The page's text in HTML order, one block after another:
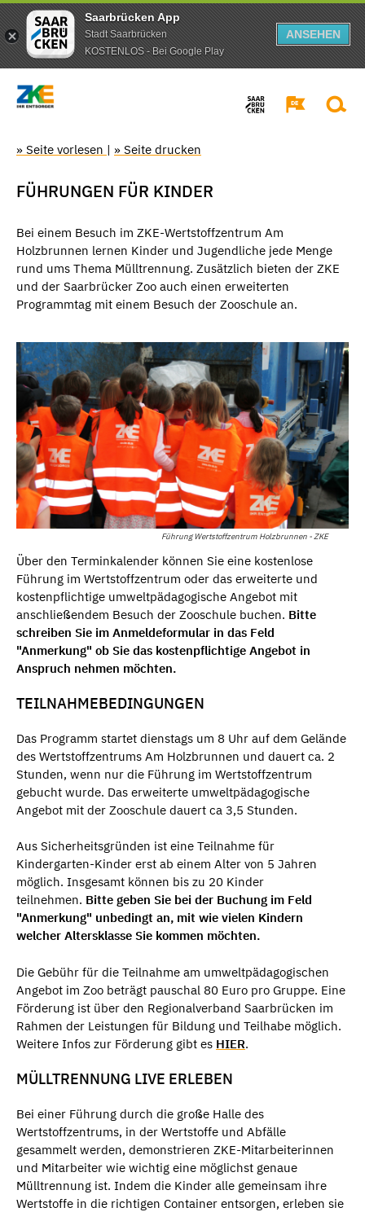
Saarbrücken App
Stadt Saarbrücken
KOSTENLOS - Bei Google Play
ANSEHEN
» Seite vorlesen | » Seite drucken
FÜHRUNGEN FÜR KINDER
Bei einem Besuch im ZKE-Wertstoffzentrum Am
Holzbrunnen lernen Kinder und Jugendliche jede Menge
rund ums Thema Mülltrennung. Zusätzlich bieten der ZKE
und der Saarbrücker Zoo auch einen erweiterten
Programmtag mit einem Besuch der Zooschule an.
Führung Wertstoffzentrum Holzbrunnen - ZKE
Über den Terminkalender können Sie eine kostenlose
Führung im Wertstoffzentrum oder das erweiterte und
kostenpflichtige umweltpädagogische Angebot mit
anschließendem Besuch der Zooschule buchen. Bitte
schreiben Sie im Anmeldeformular in das Feld
"Anmerkung" ob Sie das kostenpflichtige Angebot in
Anspruch nehmen möchten.
TEILNAHMEBEDINGUNGEN
Das Programm startet dienstags um 8 Uhr auf dem Gelände
des Wertstoffzentrums Am Holzbrunnen und dauert ca. 2
Stunden, wenn nur die Führung im Wertstoffzentrum
gebucht wurde. Das erweiterte umweltpädagogische
Angebot mit der Zooschule dauert ca 3,5 Stunden.
Aus Sicherheitsgründen ist eine Teilnahme für
Kindergarten-Kinder erst ab einem Alter von 5 Jahren
möglich. Insgesamt können bis zu 20 Kinder
teilnehmen. Bitte geben Sie bei der Buchung im Feld
"Anmerkung" unbedingt an, mit wie vielen Kindern
welcher Altersklasse Sie kommen möchten.
Die Gebühr für die Teilnahme am umweltpädagogischen
Angebot im Zoo beträgt pauschal 80 Euro pro Gruppe. Eine
Förderung ist über den Regionalverband Saarbrücken im
Rahmen der Leistungen für Bildung und Teilhabe möglich.
Weitere Infos zur Förderung gibt es HIER.
MÜLLTRENNUNG LIVE ERLEBEN
Bei einer Führung durch die große Halle des
Wertstoffzentrums, in der Wertstoffe und Abfälle
gesammelt werden, demonstrieren ZKE-Mitarbeiterinnen
und Mitarbeiter wie wichtig eine möglichst genaue
Mülltrennung ist. Indem die Kinder alle gemeinsam ihre
Wertstoffe in die richtigen Container entsorgen, erleben sie